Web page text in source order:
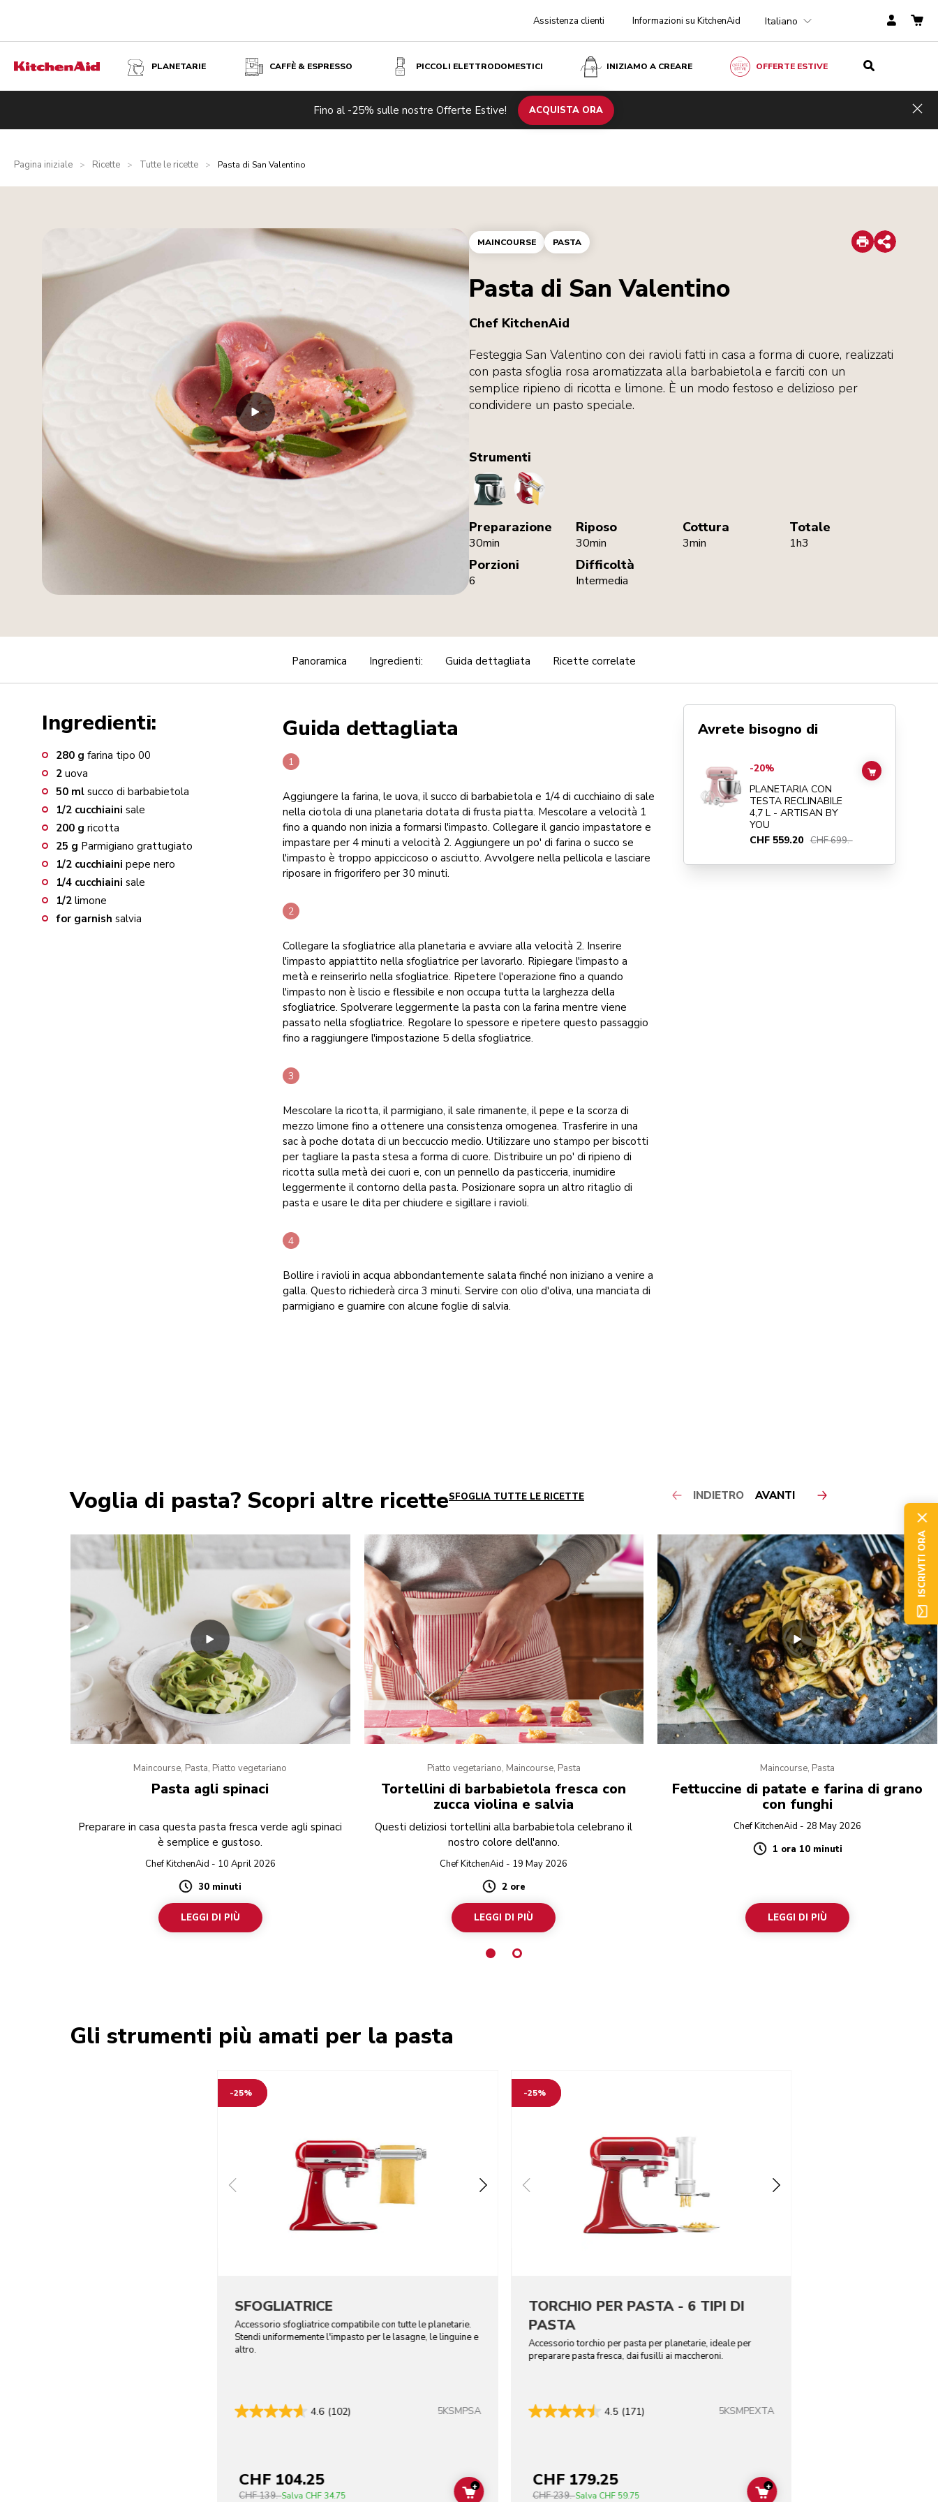
Assistenza clienti Informazioni su KitchenAid Italiano
PLANETARIE CAFFÈ & ESPRESSO PICCOLI ELETTRODOMESTICI INIZIAMO A CREARE OFFERTE ESTIVE
Fino al -25% sulle nostre Offerte Estive! ACQUISTA ORA
Pagina iniziale > Ricette > Tutte le ricette > Pasta di San Valentino
MAINCOURSE PASTA Print
Share
Pasta di San Valentino
Chef KitchenAid
Festeggia San Valentino con dei ravioli fatti in casa a forma di cuore, realizzati
con pasta sfoglia rosa aromatizzata alla barbabietola e farciti con un
semplice ripieno di ricotta e limone. È un modo festoso e delizioso per
condividere un pasto speciale.
Strumenti
StandMixerPastaRoller
Preparazione
30min
Riposo
30min
Cottura
3min
Totale
1h3
Porzioni
6
Difficoltà
Intermedia
Panoramica Ingredienti: Guida dettagliata Ricette correlate
Ingredienti:
280 g farina tipo 00
2 uova
50 ml succo di barbabietola
1/2 cucchiaini sale
200 g ricotta
25 g Parmigiano grattugiato
1/2 cucchiaini pepe nero
1/4 cucchiaini sale
1/2 limone
for garnish salvia
Guida dettagliata
Aggiungere la farina, le uova, il succo di barbabietola e 1/4 di cucchiaino di sale
nella ciotola di una planetaria dotata di frusta piatta. Mescolare a velocità 1
fino a quando non inizia a formarsi l'impasto. Collegare il gancio impastatore e
impastare per 4 minuti a velocità 2. Aggiungere un po' di farina o succo se
l'impasto è troppo appiccicoso o asciutto. Avvolgere nella pellicola e lasciare
riposare in frigorifero per 30 minuti.
Collegare la sfogliatrice alla planetaria e avviare alla velocità 2. Inserire
l'impasto appiattito nella sfogliatrice per lavorarlo. Ripiegare l'impasto a
metà e reinserirlo nella sfogliatrice. Ripetere l'operazione fino a quando
l'impasto non è liscio e flessibile e non occupa tutta la larghezza della
sfogliatrice. Spolverare leggermente la pasta con la farina mentre viene
passato nella sfogliatrice. Regolare lo spessore e ripetere questo passaggio
fino a raggiungere l'impostazione 5 della sfogliatrice.
Mescolare la ricotta, il parmigiano, il sale rimanente, il pepe e la scorza di
mezzo limone fino a ottenere una consistenza omogenea. Trasferire in una
sac à poche dotata di un beccuccio medio. Utilizzare uno stampo per biscotti
per tagliare la pasta stesa a forma di cuore. Distribuire un po' di ripieno di
ricotta sulla metà dei cuori e, con un pennello da pasticceria, inumidire
leggermente il contorno della pasta. Posizionare sopra un altro ritaglio di
pasta e usare le dita per chiudere e sigillare i ravioli.
Bollire i ravioli in acqua abbondantemente salata finché non iniziano a venire a
galla. Questo richiederà circa 3 minuti. Servire con olio d'oliva, una manciata di
parmigiano e guarnire con alcune foglie di salvia.
Avrete bisogno di
Go toPLANETARIA CON TESTA RECLINABILE 4,7 L -
-20%
PLANETARIA CON
TESTA RECLINABILE
4,7 L - ARTISAN BY
YOU
CHF 559.20 CHF 699.-
ADD TO CART
Voglia di pasta? Scopri altre ricetteSFOGLIA TUTTE LE RICETTE INDIETRO AVANTI
Maincourse, Pasta, Piatto vegetariano
Pasta agli spinaci
Preparare in casa questa pasta fresca verde agli spinaci
è semplice e gustoso.
Chef KitchenAid - 10 April 2026
Duration
30 minuti
LEGGI DI PIÙ
Piatto vegetariano, Maincourse, Pasta
Tortellini di barbabietola fresca con
zucca violina e salvia
Questi deliziosi tortellini alla barbabietola celebrano il
nostro colore dell'anno.
Chef KitchenAid - 19 May 2026
Duration
2 ore
LEGGI DI PIÙ
Maincourse, Pasta
Fettuccine di patate e farina di grano
con funghi
Chef KitchenAid - 28 May 2026
Duration1 ora 10 minuti
LEGGI DI PIÙ
Gli strumenti più amati per la pasta
-25%
SFOGLIATRICE
Accessorio sfogliatrice compatibile con tutte le planetarie.
Stendi uniformemente l'impasto per le lasagne, le linguine e
altro.
4.6 (102) 5KSMPSA
CHF 104.25
CHF 139.-Salva CHF 34.75 ADD TO CART
+
-25%
TORCHIO PER PASTA - 6 TIPI DI
PASTA
Accessorio torchio per pasta per planetarie, ideale per
preparare pasta fresca, dai fusilli ai maccheroni.
4.5 (171) 5KSMPEXTA
CHF 179.25
CHF 239.-Salva CHF 59.75 ADD TO CART
+
ISCRIVITI ORA